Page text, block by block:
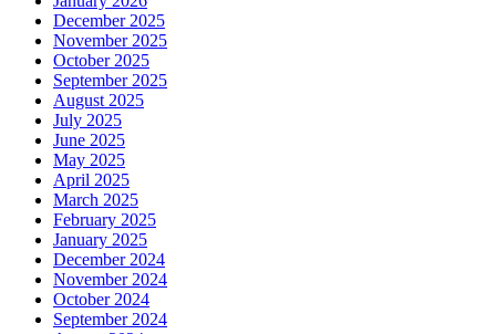
December 2025
November 2025
October 2025
September 2025
August 2025
July 2025
June 2025
May 2025
April 2025
March 2025
February 2025
January 2025
December 2024
November 2024
October 2024
September 2024